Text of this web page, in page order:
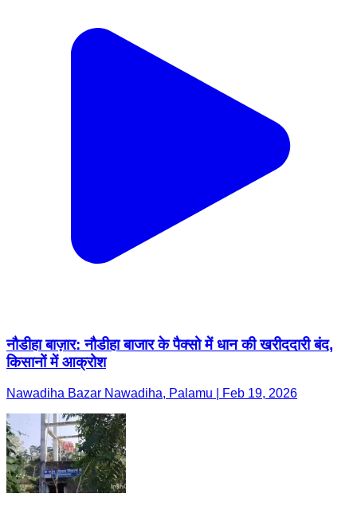
नौडीहा बाज़ार: नौडीहा बाजार के पैक्सो में धान की खरीददारी बंद,
किसानों में आक्रोश
Nawadiha Bazar Nawadiha, Palamu | Feb 19, 2026